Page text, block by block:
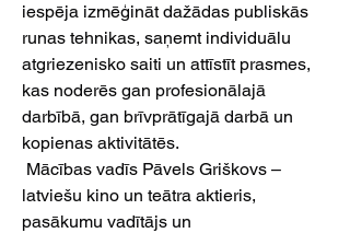
iespēja izmēģināt dažādas publiskās
runas tehnikas, saņemt individuālu
atgriezenisko saiti un attīstīt prasmes,
kas noderēs gan profesionālajā
darbībā, gan brīvprātīgajā darbā un
kopienas aktivitātēs.
Mācības vadīs Pāvels Griškovs –
latviešu kino un teātra aktieris,
pasākumu vadītājs un